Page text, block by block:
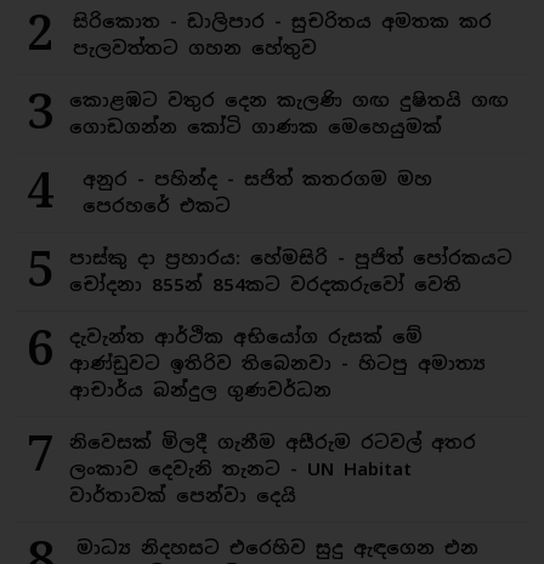
2
සිරිකොත - ඩාලිපාර - සුචරිතය අමතක කර
පැලවත්තට ගහන හේතුව
3
කොළඹට වතුර දෙන කැලණි ගඟ දුෂිතයි ගඟ
ගොඩගන්න කෝටි ගාණක මෙහෙයුමක්
4
අනුර - පහින්ද - සජිත් කතරගම මහ
පෙරහරේ එකට
5
පාස්කු දා ප්‍රහාරය: හේමසිරි - පූජිත් පෝරකයට
චෝදනා 855න් 854කට වරදකරුවෝ වෙති
6
දැවැන්ත ආර්ථික අභියෝග රුසක් මේ
ආණ්ඩුවට ඉතිරිව තිබෙනවා - හිටපු අමාත්‍ය
ආචාර්ය බන්දුල ගුණවර්ධන
7
නිවෙසක් මිලදී ගැනීම අසීරුම රටවල් අතර
ලංකාව දෙවැනි තැනට - UN Habitat
වාර්තාවක් පෙන්වා දෙයි
මාධ්‍ය නිදහසට එරෙහිව සුදු ඇඳගෙන එන